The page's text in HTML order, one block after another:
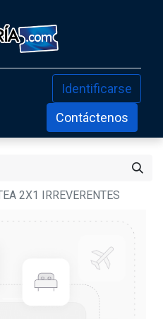
Identificarse
Contáctenos
2X1 IRREVERENTES